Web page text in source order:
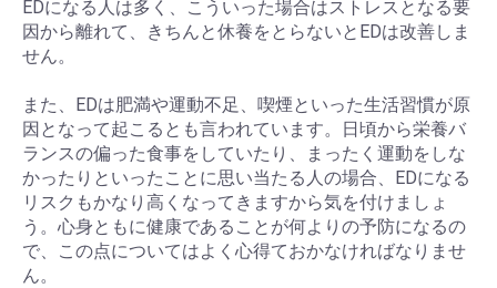
EDになる人は多く、こういった場合はストレスとなる要
因から離れて、きちんと休養をとらないとEDは改善しま
せん。
また、EDは肥満や運動不足、喫煙といった生活習慣が原
因となって起こるとも言われています。日頃から栄養バ
ランスの偏った食事をしていたり、まったく運動をしな
かったりといったことに思い当たる人の場合、EDになる
リスクもかなり高くなってきますから気を付けましょ
う。心身ともに健康であることが何よりの予防になるの
で、この点についてはよく心得ておかなければなりませ
ん。